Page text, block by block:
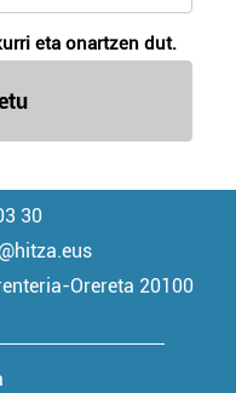
eta onartzen dut.
30
Orereta 20100